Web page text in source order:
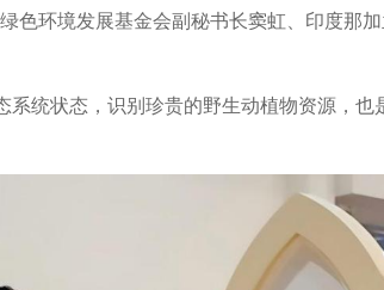
色环境发展基金会副秘书长窦虹、印度那
统状态，识别珍贵的野生动植物资源，也